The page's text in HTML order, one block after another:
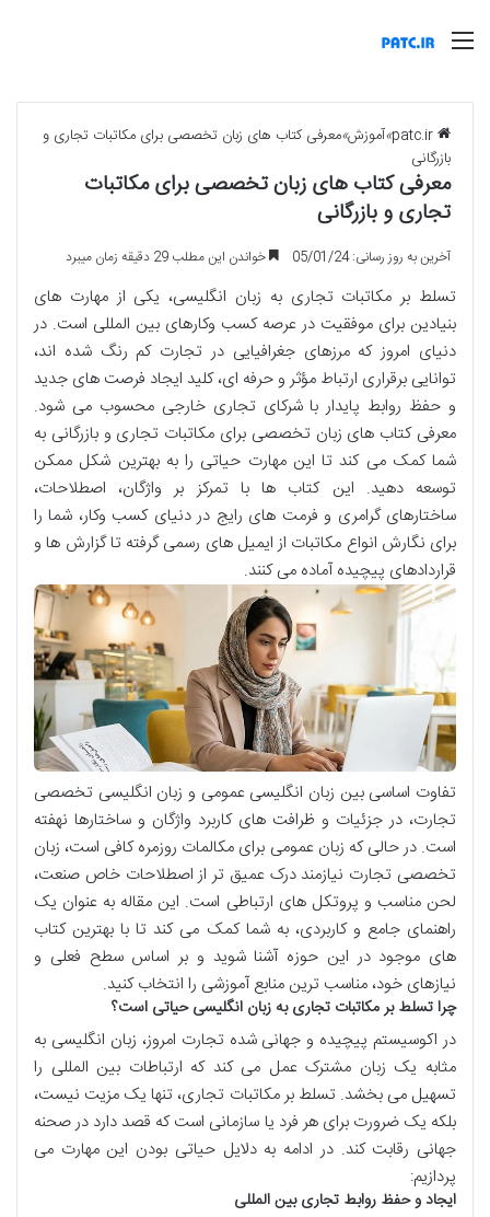
منو
»آموزش»معرفی کتاب های زبان تخصصی برای مکاتبات تجاری و
بازرگانی
معرفی کتاب های زبان تخصصی برای مکاتبات
تجاری و بازرگانی
آخرین به روز رسانی: 05/01/24 خواندن این مطلب 29 دقیقه زمان میبرد
تسلط بر مکاتبات تجاری به زبان انگلیسی، یکی از مهارت های
بنیادین برای موفقیت در عرصه کسب وکارهای بین المللی است. در
دنیای امروز که مرزهای جغرافیایی در تجارت کم رنگ شده اند،
توانایی برقراری ارتباط مؤثر و حرفه ای، کلید ایجاد فرصت های جدید
و حفظ روابط پایدار با شرکای تجاری خارجی محسوب می شود.
معرفی کتاب های زبان تخصصی برای مکاتبات تجاری و بازرگانی به
شما کمک می کند تا این مهارت حیاتی را به بهترین شکل ممکن
توسعه دهید. این کتاب ها با تمرکز بر واژگان، اصطلاحات،
ساختارهای گرامری و فرمت های رایج در دنیای کسب وکار، شما را
برای نگارش انواع مکاتبات از ایمیل های رسمی گرفته تا گزارش ها و
قراردادهای پیچیده آماده می کنند.
تفاوت اساسی بین زبان انگلیسی عمومی و زبان انگلیسی تخصصی
تجارت، در جزئیات و ظرافت های کاربرد واژگان و ساختارها نهفته
است. در حالی که زبان عمومی برای مکالمات روزمره کافی است، زبان
تخصصی تجارت نیازمند درک عمیق تر از اصطلاحات خاص صنعت،
لحن مناسب و پروتکل های ارتباطی است. این مقاله به عنوان یک
راهنمای جامع و کاربردی، به شما کمک می کند تا با بهترین کتاب
های موجود در این حوزه آشنا شوید و بر اساس سطح فعلی و
نیازهای خود، مناسب ترین منابع آموزشی را انتخاب کنید.
چرا تسلط بر مکاتبات تجاری به زبان انگلیسی حیاتی است؟
در اکوسیستم پیچیده و جهانی شده تجارت امروز، زبان انگلیسی به
مثابه یک زبان مشترک عمل می کند که ارتباطات بین المللی را
تسهیل می بخشد. تسلط بر مکاتبات تجاری، تنها یک مزیت نیست،
بلکه یک ضرورت برای هر فرد یا سازمانی است که قصد دارد در صحنه
جهانی رقابت کند. در ادامه به دلایل حیاتی بودن این مهارت می
پردازیم:
ایجاد و حفظ روابط تجاری بین المللی